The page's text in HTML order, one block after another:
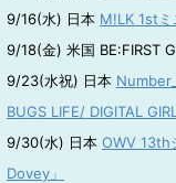
9/16(水) 日本 M!LK 1stミ
9/18(金) 米国 BE:FIRST
9/23(水祝) 日本
BUGS LIFE/ DIGITAL GIRL
9/30(水) 日本 OWV 13th
Dovey」